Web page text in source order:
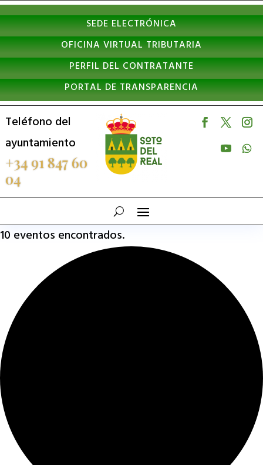
Nota:
este
sitio
web
incluye
un
sistema
de
accesibilidad.
SEDE ELECTRÓNICA
OFICINA VIRTUAL TRIBUTARIA
PERFIL DEL CONTRATANTE
PORTAL DE TRANSPARENCIA
Teléfono del
ayuntamiento
+34 91 847 60
04
10 eventos encontrados.